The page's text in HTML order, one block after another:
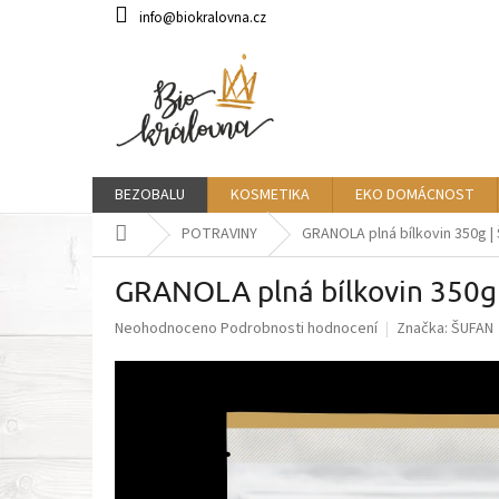
info@biokralovna.cz
BEZOBALU KOSMETIKA EKO DOMÁCNOST
Domů POTRAVINY GRANOLA plná bílkovin 350g |
GRANOLA plná bílkovin 350g
Průměrné
Neohodnoceno Podrobnosti hodnocení Značka: ŠUFAN